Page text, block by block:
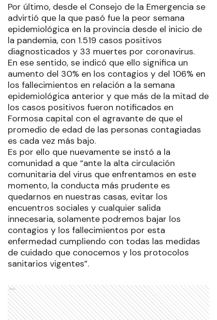
Por último, desde el Consejo de la Emergencia se
advirtió que la que pasó fue la peor semana
epidemiológica en la provincia desde el inicio de
la pandemia, con 1.519 casos positivos
diagnosticados y 33 muertes por coronavirus.
En ese sentido, se indicó que ello significa un
aumento del 30% en los contagios y del 106% en
los fallecimientos en relación a la semana
epidemiológica anterior y que más de la mitad de
los casos positivos fueron notificados en
Formosa capital con el agravante de que el
promedio de edad de las personas contagiadas
es cada vez más bajo.
Es por ello que nuevamente se instó a la
comunidad a que “ante la alta circulación
comunitaria del virus que enfrentamos en este
momento, la conducta más prudente es
quedarnos en nuestras casas, evitar los
encuentros sociales y cualquier salida
innecesaria, solamente podremos bajar los
contagios y los fallecimientos por esta
enfermedad cumpliendo con todas las medidas
de cuidado que conocemos y los protocolos
sanitarios vigentes”.
Ads